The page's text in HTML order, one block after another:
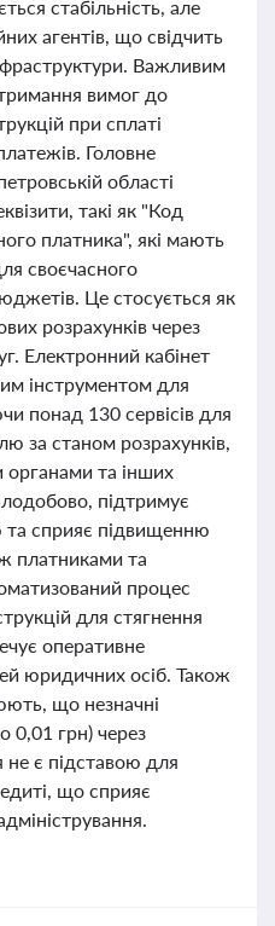
стабільність, але
агентів, що свідчить
Важливим
вимог до
при сплаті
Головне
області
такі як "Код
платника", які мають
своєчасного
Це стосується як
розрахунків через
Електронний кабінет
інструментом для
понад 130 сервісів для
за станом розрахунків,
органами та інших
підтримує
та сприяє підвищенню
платниками та
процес
для стягнення
оперативне
юридичних осіб. Також
що незначні
0,01 грн) через
не є підставою для
що сприяє